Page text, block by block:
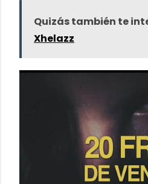
Quizás también te
Xhelazz